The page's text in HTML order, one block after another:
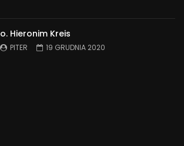
o. Hieronim Kreis
PITER 19 GRUDNIA 2020